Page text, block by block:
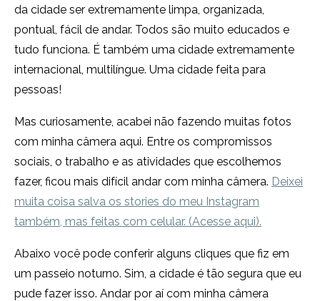
da cidade ser extremamente limpa, organizada,
pontual, fácil de andar. Todos são muito educados e
tudo funciona. É também uma cidade extremamente
internacional, multilíngue. Uma cidade feita para
pessoas!
Mas curiosamente, acabei não fazendo muitas fotos
com minha câmera aqui. Entre os compromissos
sociais, o trabalho e as atividades que escolhemos
fazer, ficou mais difícil andar com minha câmera. Deixei
muita coisa salva os stories do meu Instagram
também, mas feitas com celular. (Acesse aqui).
Abaixo você pode conferir alguns cliques que fiz em
um passeio noturno. Sim, a cidade é tão segura que eu
pude fazer isso. Andar por aí com minha câmera